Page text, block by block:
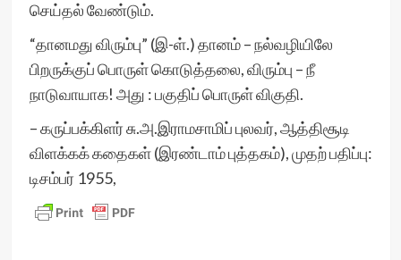
செய்தல் வேண்டும்.
“தானமது விரும்பு” (இ-ள்.) தானம் – நல்வழியிலே
பிறருக்குப் பொருள் கொடுத்தலை, விரும்பு – நீ
நாடுவாயாக! அது : பகுதிப் பொருள் விகுதி.
– கருப்பக்கிளர் சு.அ.இராமசாமிப் புலவர், ஆத்திசூடி
விளக்கக் கதைகள் (இரண்டாம் புத்தகம்), முதற் பதிப்பு:
டிசம்பர் 1955,